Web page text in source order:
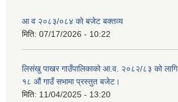
आ व २०८३/०८४ काे बजेट बक्तव्य
मिति: 07/17/2026 - 10:22
लिसंखु पाखर गाउँपालिकाको आ.व. २०८२/८३ को लागि
१८ औं गाउँ सभामा प्रस्तुत बजेट।
मिति: 11/04/2025 - 13:20